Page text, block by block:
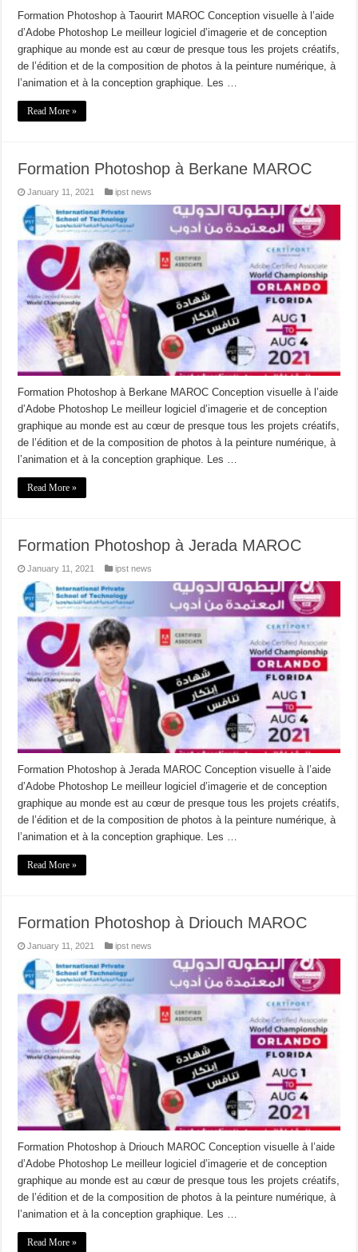
Formation Photoshop à Taourirt MAROC Conception visuelle à l’aide
d’Adobe Photoshop Le meilleur logiciel d’imagerie et de conception
graphique au monde est au cœur de presque tous les projets créatifs,
de l’édition et de la composition de photos à la peinture numérique, à
l’animation et à la conception graphique. Les …
Read More »
Formation Photoshop à Berkane MAROC
January 11, 2021 ipst news
Formation Photoshop à Berkane MAROC Conception visuelle à l’aide
d’Adobe Photoshop Le meilleur logiciel d’imagerie et de conception
graphique au monde est au cœur de presque tous les projets créatifs,
de l’édition et de la composition de photos à la peinture numérique, à
l’animation et à la conception graphique. Les …
Read More »
Formation Photoshop à Jerada MAROC
January 11, 2021 ipst news
Formation Photoshop à Jerada MAROC Conception visuelle à l’aide
d’Adobe Photoshop Le meilleur logiciel d’imagerie et de conception
graphique au monde est au cœur de presque tous les projets créatifs,
de l’édition et de la composition de photos à la peinture numérique, à
l’animation et à la conception graphique. Les …
Read More »
Formation Photoshop à Driouch MAROC
January 11, 2021 ipst news
Formation Photoshop à Driouch MAROC Conception visuelle à l’aide
d’Adobe Photoshop Le meilleur logiciel d’imagerie et de conception
graphique au monde est au cœur de presque tous les projets créatifs,
de l’édition et de la composition de photos à la peinture numérique, à
l’animation et à la conception graphique. Les …
Read More »